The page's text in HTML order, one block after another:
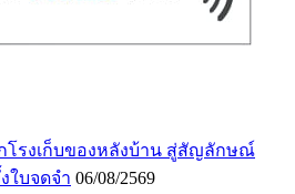
กโรงเก็บของหลังบ้าน สู่สัญลักษณ์
ใบจดจำ 06/08/2569